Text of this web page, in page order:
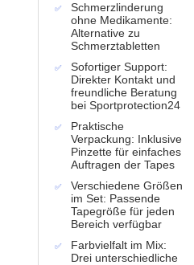
Schmerzlinderung
ohne Medikamente:
Alternative zu
Schmerztabletten
Sofortiger Support:
Direkter Kontakt und
freundliche Beratung
bei Sportprotection24
Praktische
Verpackung: Inklusive
Pinzette für einfaches
Auftragen der Tapes
Verschiedene Größen
im Set: Passende
Tapegröße für jeden
Bereich verfügbar
Farbvielfalt im Mix:
Drei unterschiedliche